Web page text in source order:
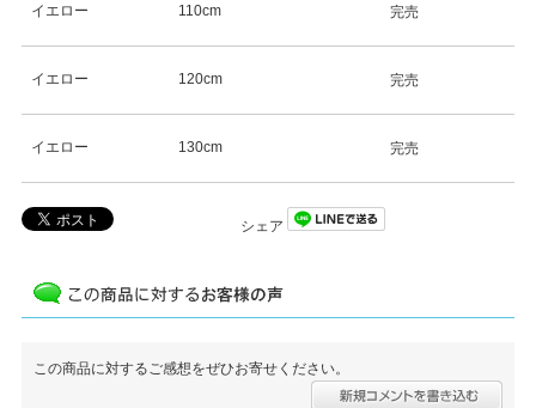
イエロー 110cm 完売
イエロー 120cm 完売
イエロー 130cm 完売
シェア
この商品に対するご感想をぜひお寄せください。